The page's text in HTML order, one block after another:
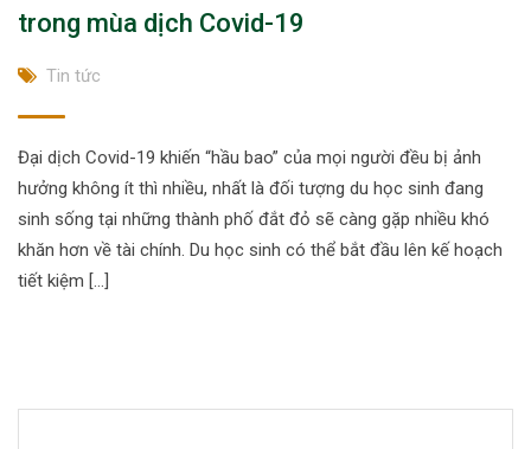
trong mùa dịch Covid-19
Tin tức
Đại dịch Covid-19 khiến “hầu bao” của mọi người đều bị ảnh
hưởng không ít thì nhiều, nhất là đối tượng du học sinh đang
sinh sống tại những thành phố đắt đỏ sẽ càng gặp nhiều khó
khăn hơn về tài chính. Du học sinh có thể bắt đầu lên kế hoạch
tiết kiệm […]